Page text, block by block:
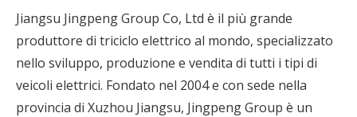
Jiangsu Jingpeng Group Co, Ltd è il più grande
produttore di triciclo elettrico al mondo, specializzato
nello sviluppo, produzione e vendita di tutti i tipi di
veicoli elettrici. Fondato nel 2004 e con sede nella
provincia di Xuzhou Jiangsu, Jingpeng Group è un